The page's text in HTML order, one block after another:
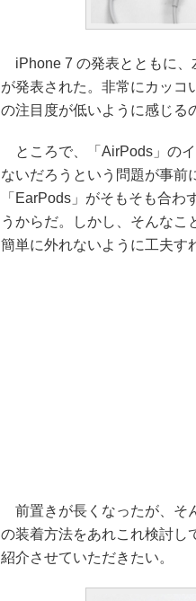
iPhone 7 の発表とともに、
が発表された。非常にカッコ
の注目度が低いように感じる
ところで、「AirPods」の
ないだろうという問題が事前
「EarPods」がそもそも合
うからだ。しかし、そんなこ
簡単に外れないように工夫す
前置きが長くなったが、そ
の装着方法をあれこれ検討し
紹介させていただきたい。